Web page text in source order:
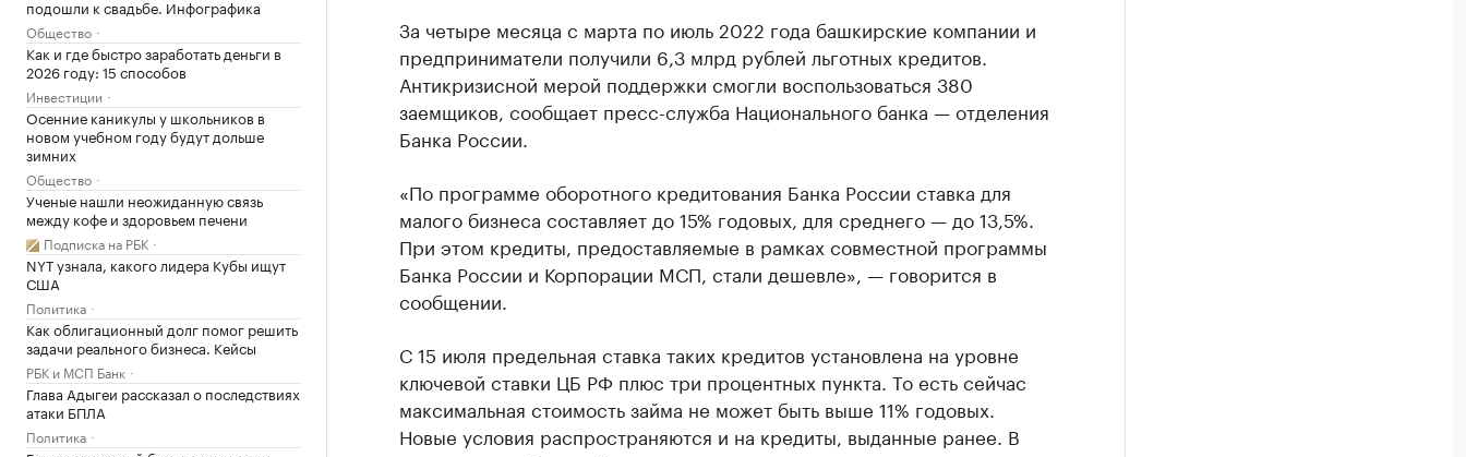
подошли к свадьбе. Инфографика
Общество
Как и где быстро заработать деньги в
2026 году: 15 способов
Инвестиции
Осенние каникулы у школьников в
новом учебном году будут дольше
зимних
Общество
Ученые нашли неожиданную связь
между кофе и здоровьем печени
Подписка на РБК
NYT узнала, какого лидера Кубы ищут
США
Политика
Как облигационный долг помог решить
задачи реального бизнеса. Кейсы
РБК и МСП Банк
Глава Адыгеи рассказал о последствиях
атаки БПЛА
Политика
За четыре месяца с марта по июль 2022 года башкирские компании и
предприниматели получили 6,3 млрд рублей льготных кредитов.
Антикризисной мерой поддержки смогли воспользоваться 380
заемщиков, сообщает пресс-служба Национального банка — отделения
Банка России.
«По программе оборотного кредитования Банка России ставка для
малого бизнеса составляет до 15% годовых, для среднего — до 13,5%.
При этом кредиты, предоставляемые в рамках совместной программы
Банка России и Корпорации МСП, стали дешевле», — говорится в
сообщении.
С 15 июля предельная ставка таких кредитов установлена на уровне
ключевой ставки ЦБ РФ плюс три процентных пункта. То есть сейчас
максимальная стоимость займа не может быть выше 11% годовых.
Новые условия распространяются и на кредиты, выданные ранее. В